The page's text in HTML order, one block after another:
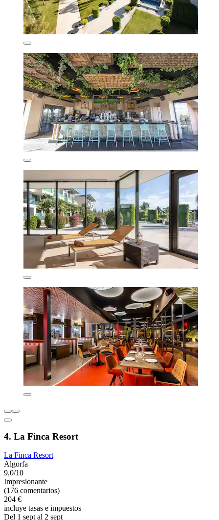
4. La Finca Resort
La Finca Resort
Algorfa
9,0/10
Impresionante
(176 comentarios)
204 €
incluye tasas e impuestos
Del 1 sept al 2 sept